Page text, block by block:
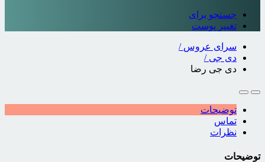
جستجو برای
تغییر پوست
سرای عروس /
دی جی /
دی جی رضا
توضیحات
تماس
نظرات
توضیحات